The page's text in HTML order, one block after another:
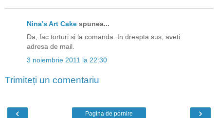
Nina's Art Cake spunea...
Da, fac torturi si la comanda. In dreapta sus, aveti
adresa de mail.
3 noiembrie 2011 la 22:30
Trimiteți un comentariu
‹ ›
Pagina de pornire